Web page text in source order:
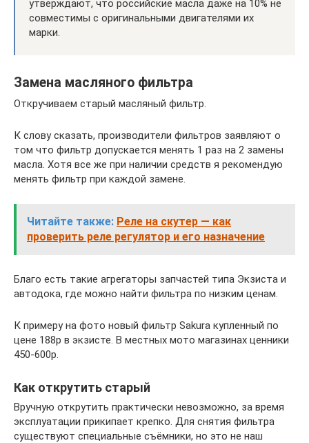
утверждают, что российские масла даже на 10% не
совместимы с оригинальными двигателями их
марки.
Замена масляного фильтра
Откручиваем старый масляный фильтр.
К слову сказать, производители фильтров заявляют о
том что фильтр допускается менять 1 раз на 2 замены
масла. Хотя все же при наличии средств я рекомендую
менять фильтр при каждой замене.
Читайте также: Реле на скутер — как
проверить реле регулятор и его назначение
Благо есть такие агрегаторы запчастей типа Экзиста и
автодока, где можно найти фильтра по низким ценам.
К примеру на фото новый фильтр Sakura купленный по
цене 188р в экзисте. В местных мото магазинах ценники
450-600р.
Как открутить старый
Вручную открутить практически невозможно, за время
эксплуатации прикипает крепко. Для снятия фильтра
существуют специальные съёмники, но это не наш